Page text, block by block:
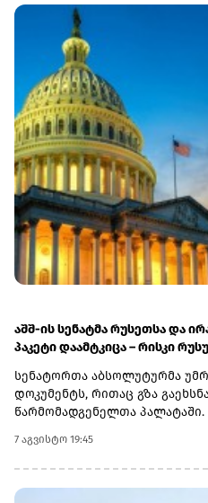
აშშ-ის სენატმა რუსეთსა და
პაკეტი დაამტკიცა – რისკი
სენატორთა აბსოლუტურმა
დოკუმენტს, რითაც გზა
წარმომადგენელთა პალატაში.
წინააღმდეგ
გრემის 2026 წლის
წინააღმდეგ“. საბოლოო
7 აგვისტო 19:45